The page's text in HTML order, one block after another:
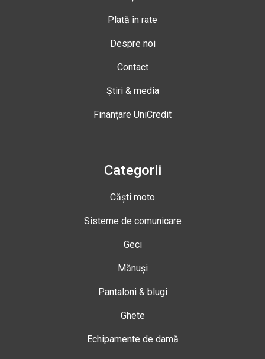
Plată în rate
Despre noi
Contact
Știri & media
Finanțare UniCredit
Categorii
Căști moto
Sisteme de comunicare
Geci
Mănuși
Pantaloni & blugi
Ghete
Echipamente de damă